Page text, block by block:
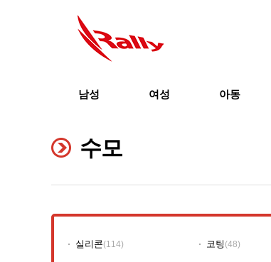
남성 여성 아동
수모
실리콘(114) 코팅 (48)